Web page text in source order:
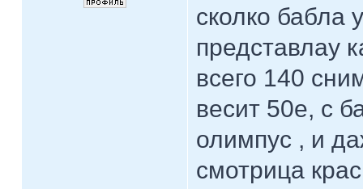
сколко бабла
представлау
всего 140
весит 50е, с
олимпус , и
смотрица